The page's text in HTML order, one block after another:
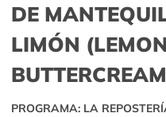
DE
LIMÓN
PROGRAMA: LA